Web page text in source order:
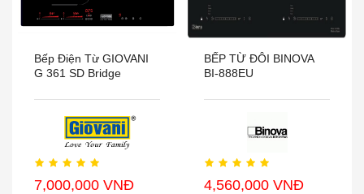
Bếp Điện Từ GIOVANI
G 361 SD Bridge
7,000,000 VNĐ
BẾP TỪ ĐÔI BINOVA
BI-888EU
4,560,000 VNĐ